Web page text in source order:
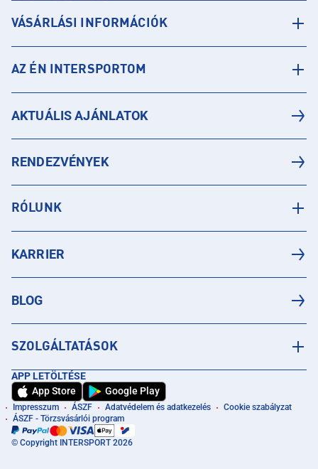
VÁSÁRLÁSI INFORMÁCIÓK
AZ ÉN INTERSPORTOM
AKTUÁLIS AJÁNLATOK
RENDEZVÉNYEK
RÓLUNK
KARRIER
BLOG
SZOLGÁLTATÁSOK
APP LETÖLTÉSE
App Store
Google Play
Impresszum ÁSZF Adatvédelem és adatkezelés
Cookie szabályzat
ÁSZF - Törzsvásárlói program
© Copyright INTERSPORT 2026